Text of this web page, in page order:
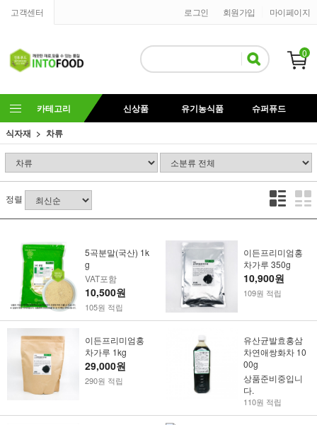
고객센터 마이페이지
회원가입
로그인
0
카테고리 신상품 유기농식품
슈퍼퓨드
식자재
차류
정렬
5곡분말(국산) 1k
g
VAT포함
10,500원
105원 적립
이든프리미엄홍
차가루 350g
10,900원
109원 적립
이든프리미엄홍
차가루 1kg
29,000원
290원 적립
유산균발효홍삼
차연애쌍화차 10
00g
상품준비중입니
다.
110원 적립